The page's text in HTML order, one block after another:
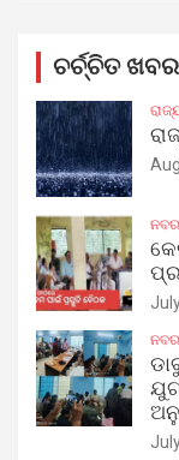
ଚର୍ଚ୍ଚିତ ଖବର